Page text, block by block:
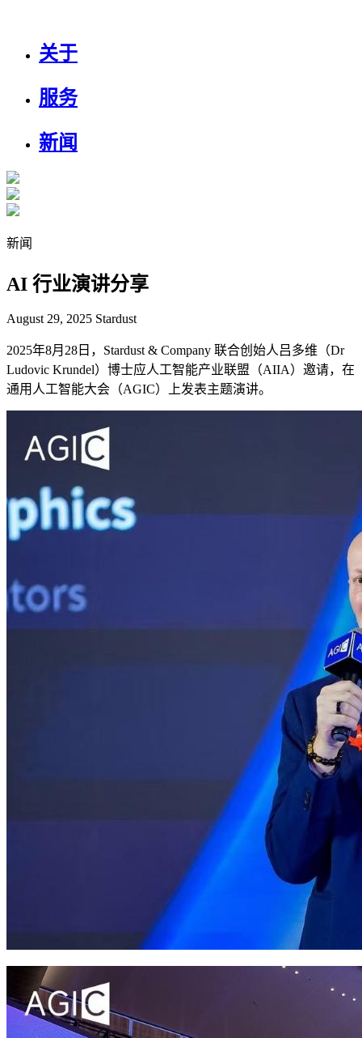
关于
服务
新闻
新闻
AI 行业演讲分享
August 29, 2025 Stardust
2025年8月28日，Stardust & Company 联合创始人吕多维（Dr
Ludovic Krundel）博士应人工智能产业联盟（AIIA）邀请，在
通用人工智能大会（AGIC）上发表主题演讲。